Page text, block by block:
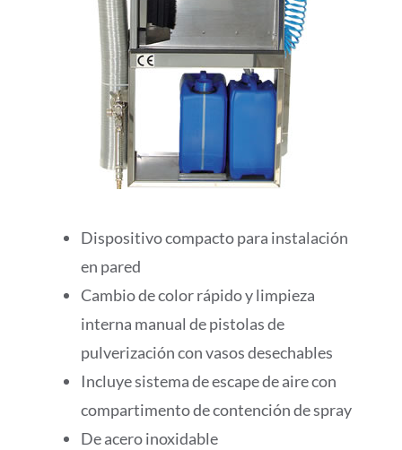
Dispositivo compacto para instalación
en pared
Cambio de color rápido y limpieza
interna manual de pistolas de
pulverización con vasos desechables
Incluye sistema de escape de aire con
compartimento de contención de spray
De acero inoxidable